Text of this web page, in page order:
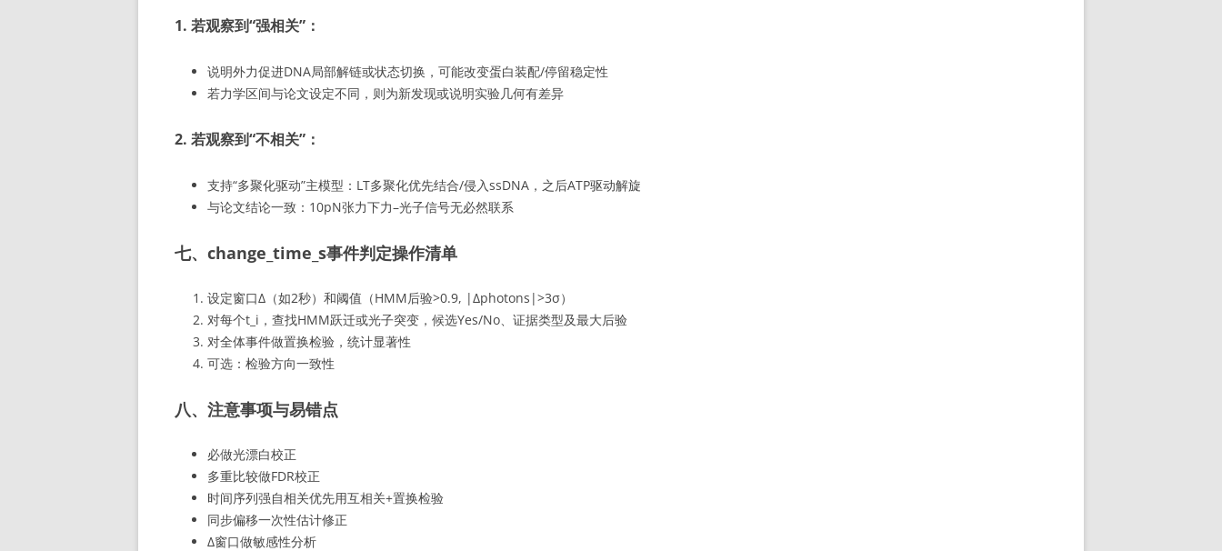
1. 若观察到“强相关”：
说明外力促进DNA局部解链或状态切换，可能改变蛋白装配/停留稳定性
若力学区间与论文设定不同，则为新发现或说明实验几何有差异
2. 若观察到“不相关”：
支持“多聚化驱动”主模型：LT多聚化优先结合/侵入ssDNA，之后ATP驱动解旋
与论文结论一致：10pN张力下力–光子信号无必然联系
七、change_time_s事件判定操作清单
设定窗口Δ（如2秒）和阈值（HMM后验>0.9, |Δphotons|>3σ）
对每个t_i，查找HMM跃迁或光子突变，候选Yes/No、证据类型及最大后验
对全体事件做置换检验，统计显著性
可选：检验方向一致性
八、注意事项与易错点
必做光漂白校正
多重比较做FDR校正
时间序列强自相关优先用互相关+置换检验
同步偏移一次性估计修正
Δ窗口做敏感性分析